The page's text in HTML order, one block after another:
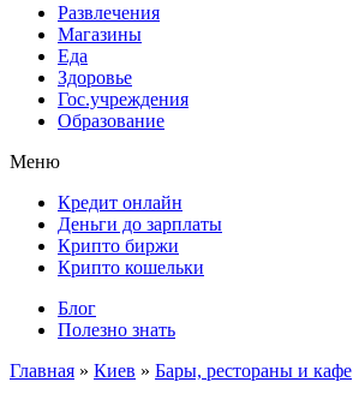
Развлечения
Магазины
Еда
Здоровье
Гос.учреждения
Образование
Меню
Кредит онлайн
Деньги до зарплаты
Крипто биржи
Крипто кошельки
Блог
Полезно знать
Главная » Киев » Бары, рестораны и кафе